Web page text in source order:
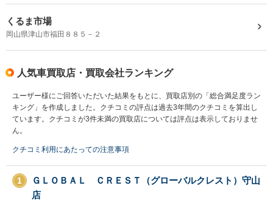
くるま市場
岡山県津山市福田８８５－２
人気車買取店・買取会社ランキング
ユーザー様にご回答いただいた結果をもとに、買取店別の「総合満足度ラン
キング」を作成しました。クチコミの評点は過去3年間のクチコミを算出し
ています。クチコミが3件未満の買取店については評点は表示しておりませ
ん。
クチコミ利用にあたっての注意事項
1
ＧＬＯＢＡＬ ＣＲＥＳＴ（グローバルクレスト）守山
店